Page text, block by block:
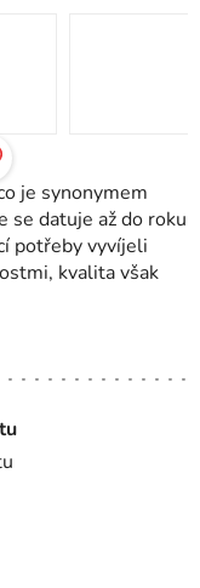
je synonymem
se datuje až do roku
potřeby vyvíjeli
kvalita však